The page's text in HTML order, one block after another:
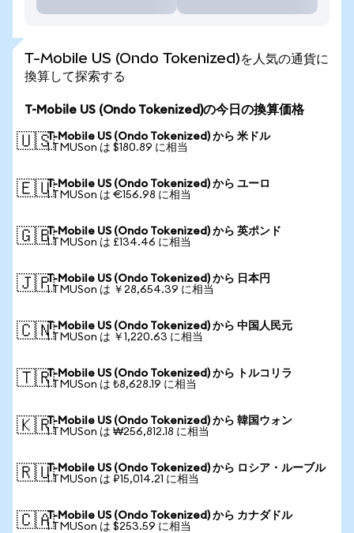
T-Mobile US (Ondo Tokenized)を人気の通貨に
換算して探索する
T-Mobile US (Ondo Tokenized)の今日の換算価格
🇺🇸T-Mobile US (Ondo Tokenized) から 米ドル
1 TMUSon は $180.89 に相当
🇪🇺T-Mobile US (Ondo Tokenized) から ユーロ
1 TMUSon は €156.98 に相当
🇬🇧T-Mobile US (Ondo Tokenized) から 英ポンド
1 TMUSon は £134.46 に相当
🇯🇵T-Mobile US (Ondo Tokenized) から 日本円
1 TMUSon は ￥28,654.39 に相当
🇨🇳T-Mobile US (Ondo Tokenized) から 中国人民元
1 TMUSon は ￥1,220.63 に相当
🇹🇷T-Mobile US (Ondo Tokenized) から トルコリラ
1 TMUSon は ₺8,628.19 に相当
🇰🇷T-Mobile US (Ondo Tokenized) から 韓国ウォン
1 TMUSon は ₩256,812.18 に相当
🇷🇺T-Mobile US (Ondo Tokenized) から ロシア・ルーブル
1 TMUSon は ₽15,014.21 に相当
🇨🇦T-Mobile US (Ondo Tokenized) から カナダドル
1 TMUSon は $253.59 に相当